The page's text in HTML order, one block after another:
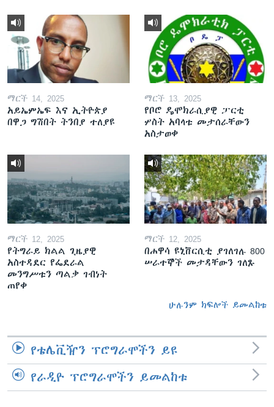
ማርች 14, 2025
አይኤምኤፍ እና ኢትዮጵያ
በዋጋ ግሽበት ትንበያ ተለያዩ
ማርች 13, 2025
የቦሮ ዴሞክራሲያዊ ፓርቲ
ሦስት አባላቱ መታሰራቸውን
አስታወቀ
ማርች 12, 2025
የትግራይ ክልል ጊዜያዊ
አስተዳደር የፌደራል
መንግሥቱን ጣልቃ ገብነት
ጠየቀ
ማርች 12, 2025
በሐዋሳ ዩኒቨርሲቲ ያገለገሉ 800
ሠራተኞች መታዳቸውን ገለጹ
ሁሉንም ክፍሎች ይመልከቱ
የቴሌቪዥን ፕሮግራሞችን ይዩ
የራዲዮ ፕሮግራሞችን ይመልከቱ